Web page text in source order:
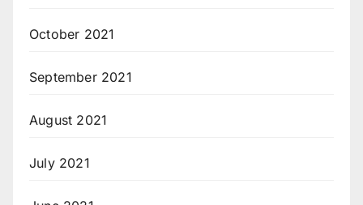
October 2021
September 2021
August 2021
July 2021